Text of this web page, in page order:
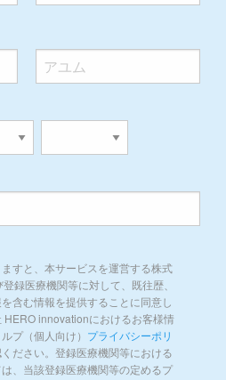
すと、本サービスを運営する株式
録医療機関等に対して、既往歴、
含む情報を提供することに同意し
HERO innovationにおけるお客様情
プ（個人向け） プライバシーポリ
ださい。登録医療機関等における
、当該登録医療機関等の定めるプ